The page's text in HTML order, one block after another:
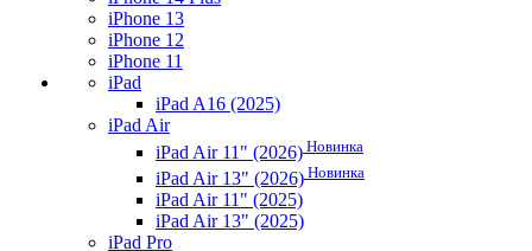
iPhone 13
iPhone 12
iPhone 11
iPad
iPad A16 (2025)
iPad Air
iPad Air 11" (2026) Новинка
iPad Air 13" (2026) Новинка
iPad Air 11" (2025)
iPad Air 13" (2025)
iPad Pro